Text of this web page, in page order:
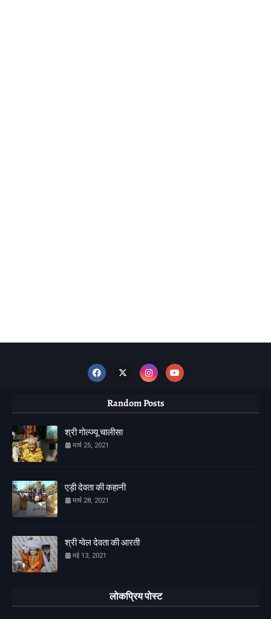
Random Posts
श्री गोल्ज्यू चालीसा
मार्च 25, 2021
एड़ी देवता की कहानी
मार्च 28, 2021
श्री ग्वेल देवता की आरती
मई 13, 2021
लोकप्रिय पोस्ट